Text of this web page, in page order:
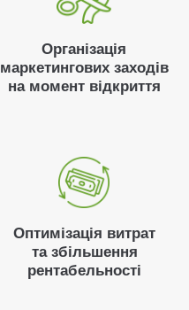
Організація
маркетингових заходів
на момент відкриття
Оптимізація витрат
та збільшення
рентабельності